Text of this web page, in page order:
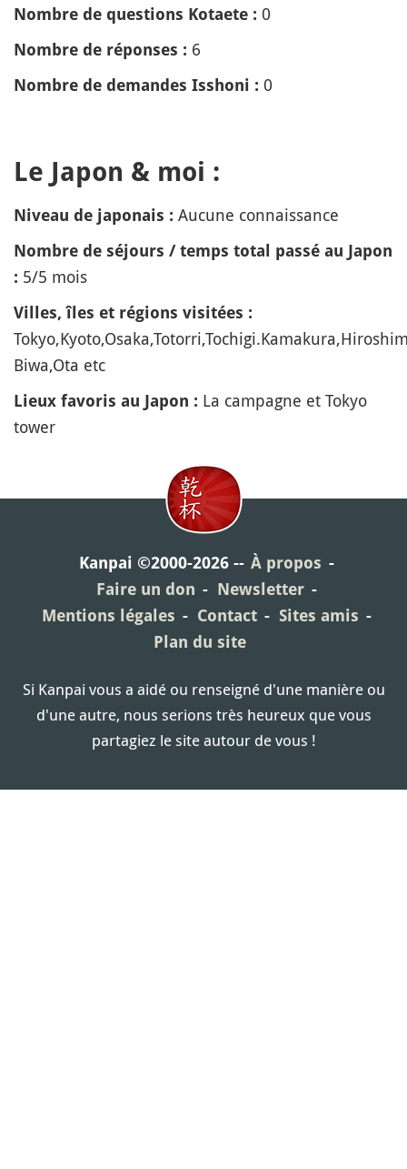
Nombre de questions Kotaete : 0
Nombre de réponses : 6
Nombre de demandes Isshoni : 0
Le Japon & moi :
Niveau de japonais : Aucune connaissance
Nombre de séjours / temps total passé au Japon
: 5/5 mois
Villes, îles et régions visitées :
Biwa,Ota etc
Lieux favoris au Japon : La campagne et Tokyo
tower
Kanpai ©2000-2026
À propos
Faire un don
Newsletter
Mentions légales
Contact
Sites amis
Plan du site
Si Kanpai vous a aidé ou renseigné d'une manière ou
d'une autre, nous serions très heureux que vous
partagiez le site autour de vous !